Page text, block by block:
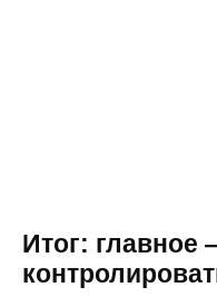
Итог: главное